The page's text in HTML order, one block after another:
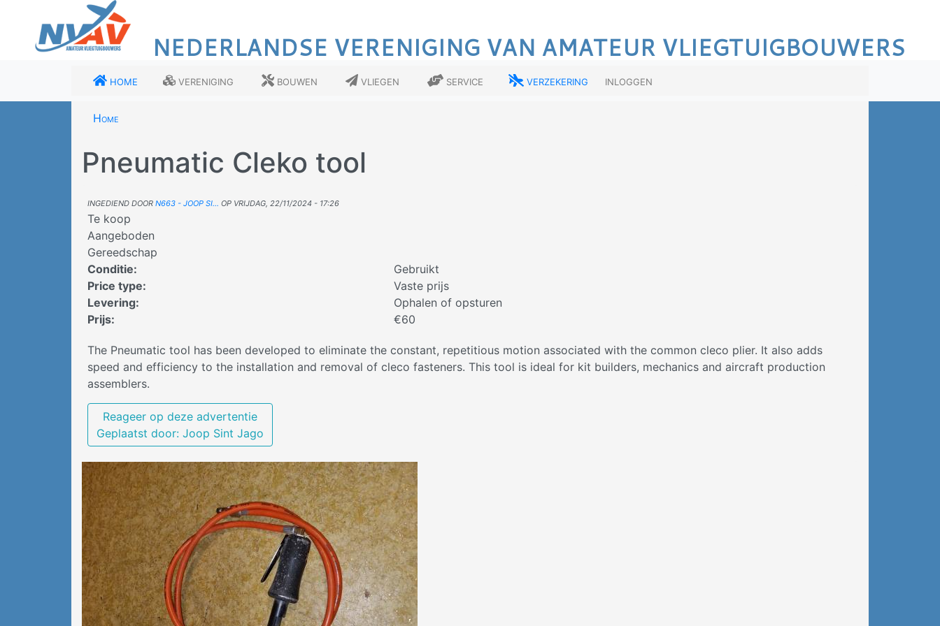
NEDERLANDSE VERENIGING VAN AMATEUR VLIEGTUIGBOUWERS
Home Vereniging Bouwen Vliegen Service Verzekering Inloggen
Home
Pneumatic Cleko tool
Ingediend doorN663 - Joop Si… op vrijdag, 22/11/2024 - 17:26
Te koop
Aangeboden
Gereedschap
Conditie:
Gebruikt
Price type:
Vaste prijs
Levering:
Ophalen of opsturen
Prijs: €60
The Pneumatic tool has been developed to eliminate the constant, repetitious motion associated with the common cleco plier. It also adds
speed and efficiency to the installation and removal of cleco fasteners. This tool is ideal for kit builders, mechanics and aircraft production
assemblers.
Reageer op deze advertentie
Geplaatst door: Joop Sint Jago